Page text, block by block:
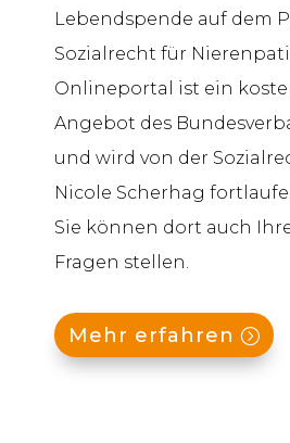
Lebendspende auf dem
Sozialrecht für
Onlineportal ist ein
Angebot des
und wird von der
Nicole Scherhag
Sie können dort auch
Fragen stellen.
Mehr erfahren